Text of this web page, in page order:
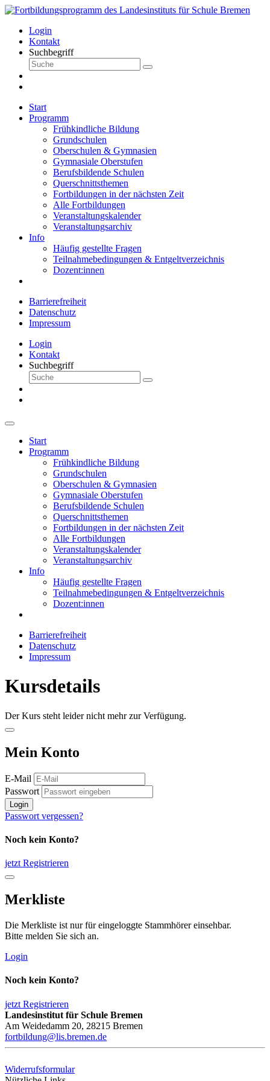
Login
Kontakt
Suchbegriff
Start
Programm
Frühkindliche Bildung
Grundschulen
Oberschulen & Gymnasien
Gymnasiale Oberstufen
Berufsbildende Schulen
Querschnittsthemen
Fortbildungen in der nächsten Zeit
Alle Fortbildungen
Veranstaltungskalender
Veranstaltungsarchiv
Info
Häufig gestellte Fragen
Teilnahmebedingungen & Entgeltverzeichnis
Dozent:innen
Barrierefreiheit
Datenschutz
Impressum
Login
Kontakt
Suchbegriff
Start
Programm
Frühkindliche Bildung
Grundschulen
Oberschulen & Gymnasien
Gymnasiale Oberstufen
Berufsbildende Schulen
Querschnittsthemen
Fortbildungen in der nächsten Zeit
Alle Fortbildungen
Veranstaltungskalender
Veranstaltungsarchiv
Info
Häufig gestellte Fragen
Teilnahmebedingungen & Entgeltverzeichnis
Dozent:innen
Barrierefreiheit
Datenschutz
Impressum
Kursdetails
Der Kurs steht leider nicht mehr zur Verfügung.
Mein Konto
E-Mail
Passwort
Login
Passwort vergessen?
Noch kein Konto?
jetzt Registrieren
Merkliste
Die Merkliste ist nur für eingeloggte Stammhörer einsehbar.
Bitte melden Sie sich an.
Login
Noch kein Konto?
jetzt Registrieren
Landesinstitut für Schule Bremen
Am Weidedamm 20, 28215 Bremen
fortbildung@lis.bremen.de
Widerrufsformular